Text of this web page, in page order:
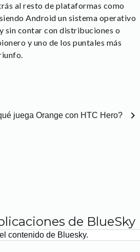
al resto de plataformas como
Android un sistema operativo
sin contar con distribuciones o
y uno de los puntales más
juega Orange con HTC Hero? chevron_right
de BlueSky
contenido de Bluesky.